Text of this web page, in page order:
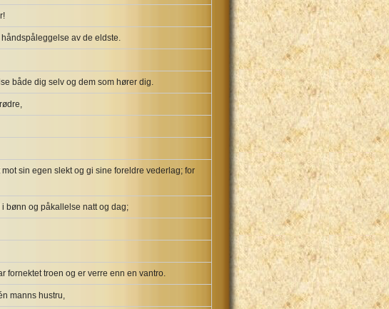
av de eldste.
både dig selv og dem som hører dig.
sin egen slekt og gi sine foreldre vederlag; for
bønn og påkallelse natt og dag;
fornektet troen og er verre enn en vantro.
manns hustru,